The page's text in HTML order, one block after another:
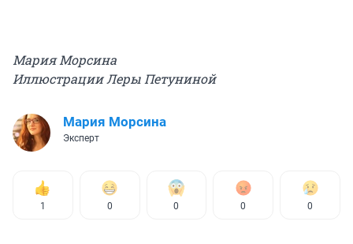
Мария Морсина
Иллюстрации Леры Петуниной
Мария Морсина
Эксперт
1 0 0 0 0